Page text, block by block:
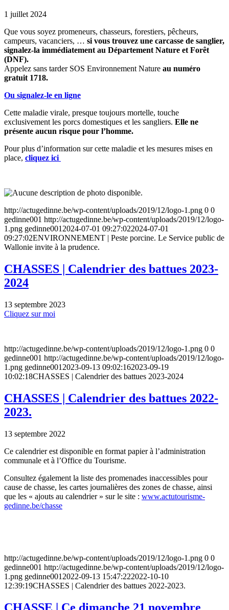
1 juillet 2024
Que vous soyez promeneurs, chasseurs, forestiers, pêcheurs,
campeurs, vacanciers, … si vous trouvez une carcasse de sanglier,
signalez-la immédiatement au Département Nature et Forêt
(DNF).
Appelez sans tarder SOS Environnement Nature au numéro
gratuit 1718.
Ou signalez-le en ligne
Cette maladie virale, presque toujours mortelle, touche
exclusivement les porcs domestiques et les sangliers. Elle ne
présente aucun risque pour l’homme.
Pour plus d’information sur cette maladie et les mesures mises en
place, cliquez ici
http://actugedinne.be/wp-content/uploads/2019/12/logo-1.png 0 0
gedinne001 http://actugedinne.be/wp-content/uploads/2019/12/logo-
1.png gedinne001 2024-07-01 09:27:022024-07-01
09:27:02ENVIRONNEMENT | Peste porcine. Le Service public de
Wallonie invite à la prudence.
CHASSES | Calendrier des battues 2023-
2024
13 septembre 2023
Cliquez sur moi
http://actugedinne.be/wp-content/uploads/2019/12/logo-1.png 0 0
gedinne001 http://actugedinne.be/wp-content/uploads/2019/12/logo-
1.png gedinne001 2023-09-13 09:02:162023-09-19
10:02:18CHASSES | Calendrier des battues 2023-2024
CHASSES | Calendrier des battues 2022-
2023.
13 septembre 2022
Ce calendrier est disponible en format papier à l’administration
communale et à l’Office du Tourisme.
Consultez également la liste des promenades inaccessibles pour
cause de chasse, les cartes journalières des zones de chasse, ainsi
que les « ajouts au calendrier » sur le site : www.actutourisme-
gedinne.be/chasse
http://actugedinne.be/wp-content/uploads/2019/12/logo-1.png 0 0
gedinne001 http://actugedinne.be/wp-content/uploads/2019/12/logo-
1.png gedinne001 2022-09-13 15:47:222022-10-10
12:39:19CHASSES | Calendrier des battues 2022-2023.
CHASSE | Ce dimanche 21 novembre